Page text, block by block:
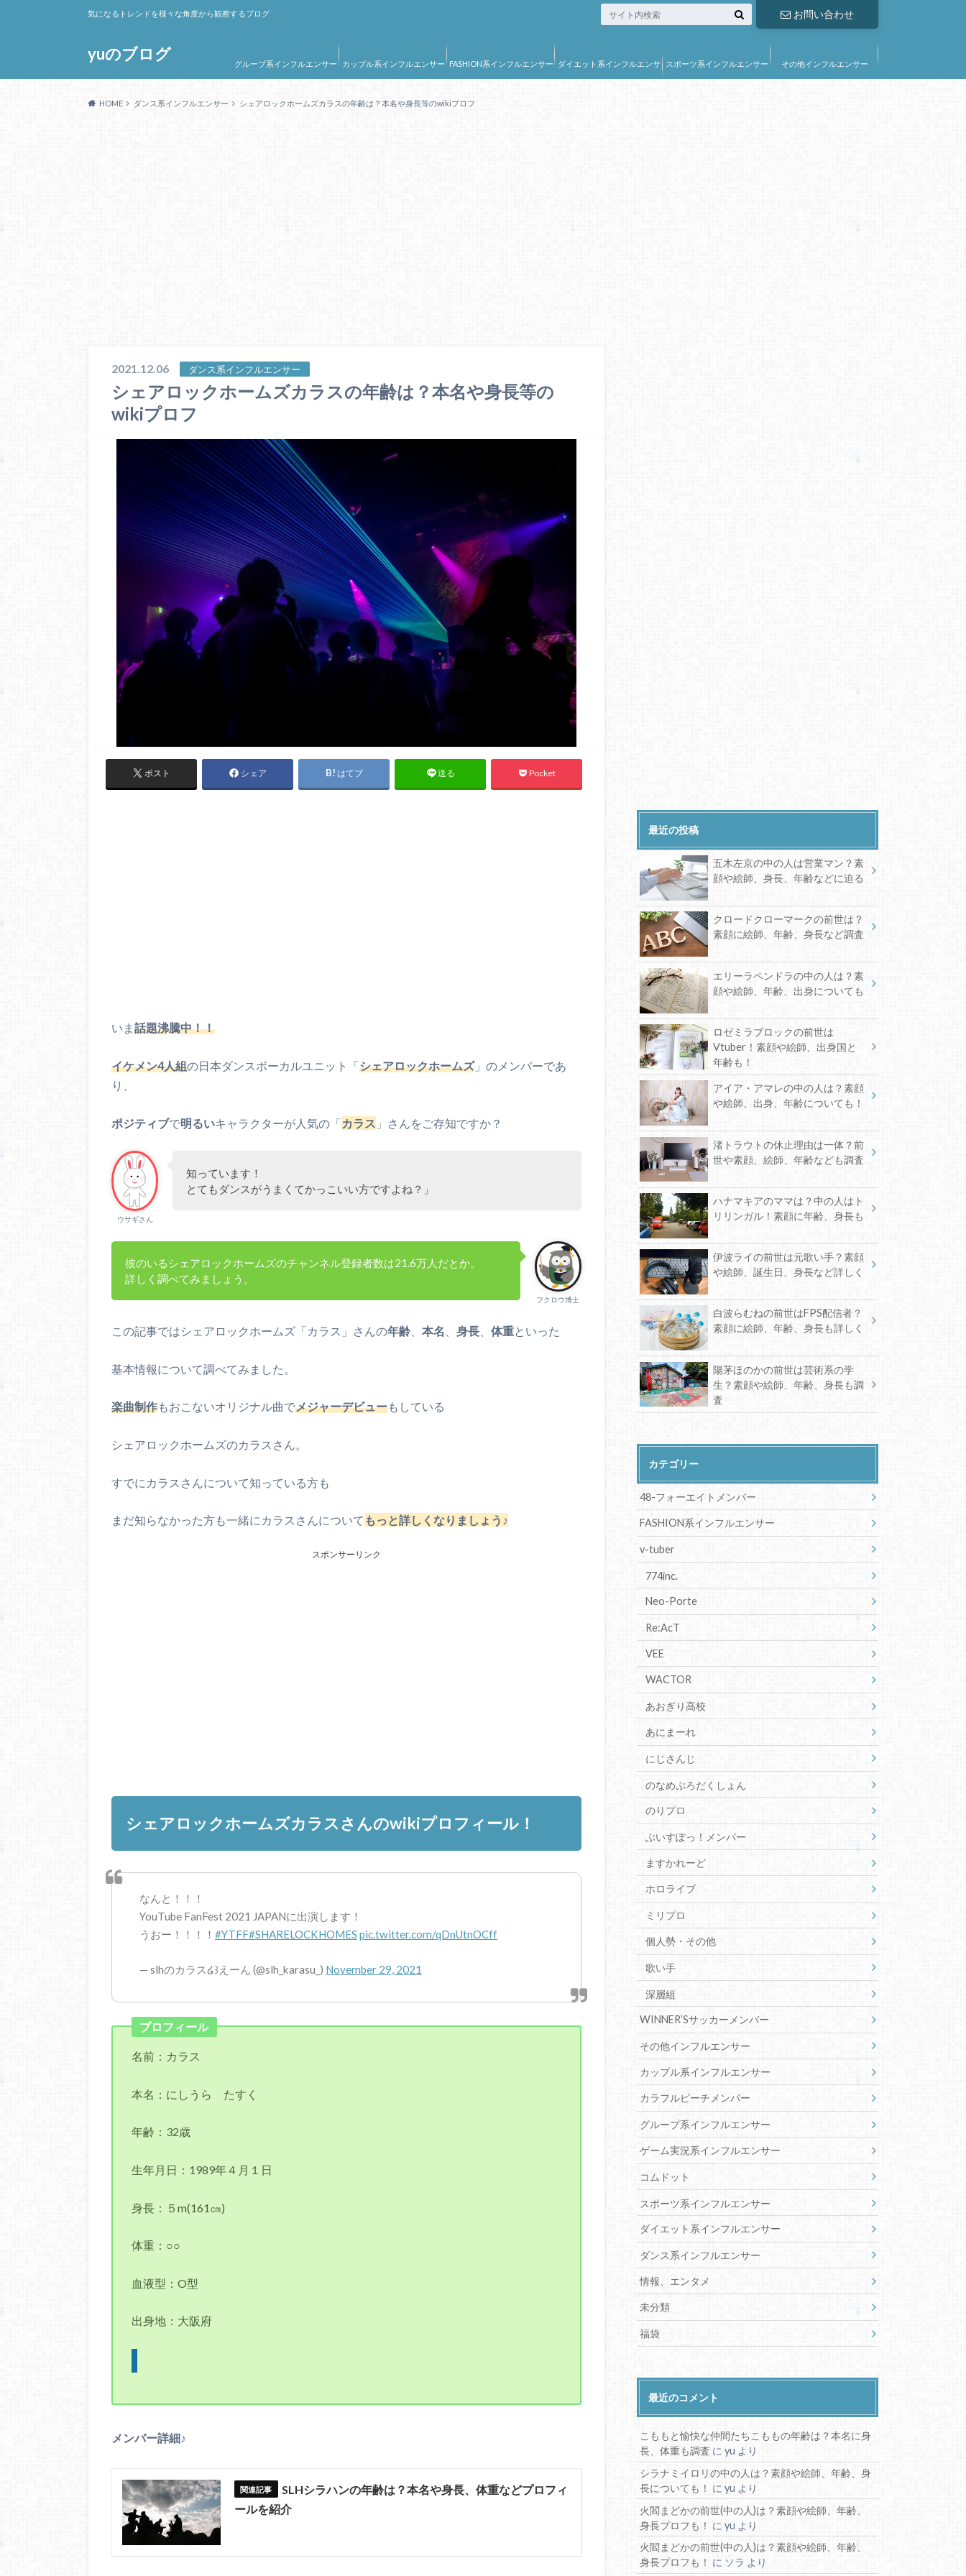
yuのブログ
気になるトレンドを様々な角度から観察するブログ お問い合わせ
グループ系インフルエンサー カップル系インフルエンサー FASHION系インフルエンサー ダイエット系インフルエンサ スポーツ系インフルエンサー その他インフルエンサー
HOME ダンス系インフルエンサー シェアロックホームズカラスの年齢は？本名や身長等のwikiプロフ
2021.12.06 ダンス系インフルエンサー
シェアロックホームズカラスの年齢は？本名や身長等の
wikiプロフ
ポスト シェア はてブ 送る Pocket
いま 話題沸騰中！！
イケメン4人組の日本ダンスボーカルユニット「シェアロックホームズ」のメンバーであ
り、
ポジティブで明るいキャラクターが人気の「カラス 」さんをご存知ですか？
ウサギさん
知っています！
とてもダンスがうまくてかっこいい方ですよね？」
フクロウ博士
彼のいるシェアロックホームズのチャンネル登録者数は21.6万人だとか。
詳しく調べてみましょう。
この記事ではシェアロックホームズ「カラス」さんの年齢 本名 身長 体重といった
基本情報について調べてみました。
楽曲制作もおこないオリジナル曲でメジャーデビューもしている
シェアロックホームズのカラスさん。
すでにカラスさんについて知っている方も
まだ知らなかった方も一緒にカラスさんについて もっと詳しくなりましょう♪
スポンサーリンク
シェアロックホームズカラスさんのwikiプロフィール！
なんと！！！
YouTube FanFest 2021 JAPANに出演します！
うおー！！！！ #YTFF#SHARELOCKHOMES pic.twitter.com/qDnUtnOCff
— slhのカラス໒꒱えーん (@slh_karasu_) November 29, 2021
プロフィール
名前：カラス
本名：にしうら たすく
年齢：32歳
生年月日：1989年４月１日
身長：５m(161㎝)
体重：○○
血液型：O型
出身地：大阪府
メンバー詳細♪
SLHシラハンの年齢は？本名や身長、体重などプロフィ
ールを紹介
最近の投稿
五木左京の中の人は営業マン？素
顔や絵師、身長、年齢などに迫る
クロードクローマークの前世は？
素顔に絵師、年齢、身長など調査
エリーラペンドラの中の人は？素
顔や絵師、年齢、出身についても
ロゼミラブロックの前世は
Vtuber！素顔や絵師、出身国と
年齢も！
アイア・アマレの中の人は？素顔
や絵師、出身、年齢についても！
渚トラウトの休止理由は一体？前
世や素顔、絵師、年齢なども調査
ハナマキアのママは？中の人はト
リリンガル！素顔に年齢、身長も
伊波ライの前世は元歌い手？素顔
や絵師、誕生日、身長など詳しく
白波らむねの前世はFPS配信者？
素顔に絵師、年齢、身長も詳しく
陽茅ほのかの前世は芸術系の学
生？素顔や絵師、年齢、身長も調
査
カテゴリー
48-フォーエイトメンバー
FASHION系インフルエンサー
v-tuber
774inc.
Neo-Porte
Re:AcT
VEE
WACTOR
あおぎり高校
あにまーれ
にじさんじ
のなめぷろだくしょん
のりプロ
ぶいすぽっ！メンバー
ますかれーど
ホロライブ
ミリプロ
個人勢・その他
歌い手
深層組
WINNER’Sサッカーメンバー
その他インフルエンサー
カップル系インフルエンサー
カラフルピーチメンバー
グループ系インフルエンサー
ゲーム実況系インフルエンサー
コムドット
スポーツ系インフルエンサー
ダイエット系インフルエンサー
ダンス系インフルエンサー
情報、エンタメ
未分類
福袋
最近のコメント
こももと愉快な仲間たちこももの年齢は？本名に身
長、体重も調査 にyu より
シラナミイロリの中の人は？素顔や絵師、年齢、身
長についても！ にyu より
火閻まどかの前世(中の人)は？素顔や絵師、年齢、
身長プロフも！ にyu より
火閻まどかの前世(中の人)は？素顔や絵師、年齢、
身長プロフも！ に ソラ より